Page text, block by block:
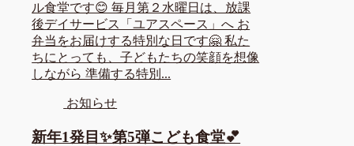
ル食堂です😊 毎月第２水曜日は、放課
後デイサービス「ユアスペース」へ お
弁当をお届けする特別な日です🤗 私た
ちにとっても、子どもたちの笑顔を想像
しながら 準備する特別...
お知らせ
新年1発目✨第5弾こども食堂💕